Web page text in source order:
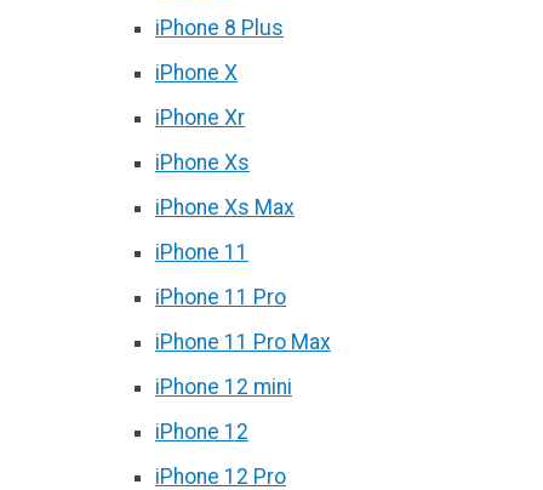
iPhone 8 Plus
iPhone X
iPhone Xr
iPhone Xs
iPhone Xs Max
iPhone 11
iPhone 11 Pro
iPhone 11 Pro Max
iPhone 12 mini
iPhone 12
iPhone 12 Pro